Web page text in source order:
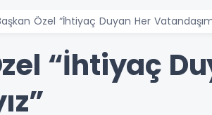
Özel “İhtiyaç Duyan Her
“İhtiyaç